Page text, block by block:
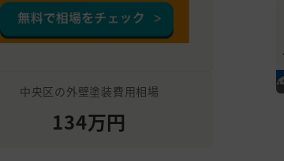
中央区の外壁塗装費用相場
134万円